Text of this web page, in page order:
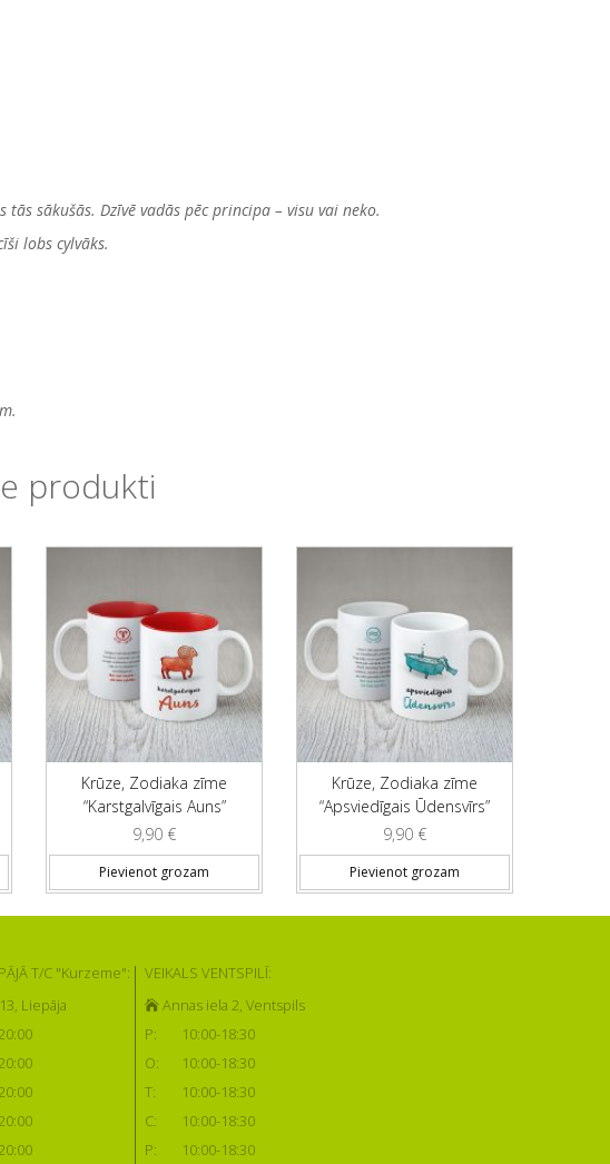
sākušās. Dzīvē vadās pēc principa – visu vai neko.
lobs cylvāks.
produkti
Krūze, Zodiaka zīme
“Karstgalvīgais Auns”
9,90 €
Pievienot grozam
Krūze, Zodiaka zīme
“Apsviedīgais Ūdensvīrs”
9,90 €
Pievienot grozam
T/C "Kurzeme":
Liepāja
VEIKALS VENTSPILĪ:
Annas iela 2, Ventspils
P:
10:00-18:30
O:
10:00-18:30
T:
10:00-18:30
C:
10:00-18:30
P:
10:00-18:30